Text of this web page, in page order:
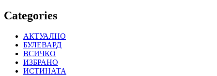
Categories
АКТУАЛНО
БУЛЕВАРД
ВСИЧКО
ИЗБРАНО
ИСТИНАТА